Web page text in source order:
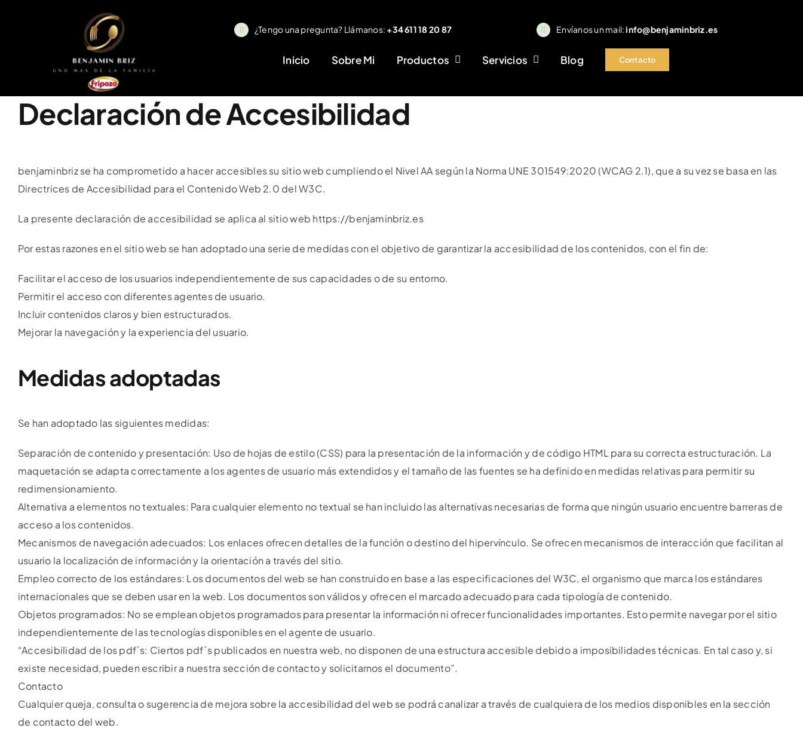
¿Tengo una pregunta? Llámanos: +34 611 18 20 87 Envíanos un mail:info@benjaminbriz.es
Inicio Sobre Mi Productos Servicios Blog Contacto
Declaración de Accesibilidad
benjaminbriz se ha comprometido a hacer accesibles su sitio web cumpliendo el Nivel AA según la Norma UNE 301549:2020 (WCAG 2.1), que a su vez se basa en las
Directrices de Accesibilidad para el Contenido Web 2.0 del W3C.
La presente declaración de accesibilidad se aplica al sitio web https://benjaminbriz.es
Por estas razones en el sitio web se han adoptado una serie de medidas con el objetivo de garantizar la accesibilidad de los contenidos, con el fin de:
Facilitar el acceso de los usuarios independientemente de sus capacidades o de su entorno.
Permitir el acceso con diferentes agentes de usuario.
Incluir contenidos claros y bien estructurados.
Mejorar la navegación y la experiencia del usuario.
Medidas adoptadas
Se han adoptado las siguientes medidas:
Separación de contenido y presentación: Uso de hojas de estilo (CSS) para la presentación de la información y de código HTML para su correcta estructuración. La
maquetación se adapta correctamente a los agentes de usuario más extendidos y el tamaño de las fuentes se ha definido en medidas relativas para permitir su
redimensionamiento.
Alternativa a elementos no textuales: Para cualquier elemento no textual se han incluido las alternativas necesarias de forma que ningún usuario encuentre barreras de
acceso a los contenidos.
Mecanismos de navegación adecuados: Los enlaces ofrecen detalles de la función o destino del hipervínculo. Se ofrecen mecanismos de interacción que facilitan al
usuario la localización de información y la orientación a través del sitio.
Empleo correcto de los estándares: Los documentos del web se han construido en base a las especificaciones del W3C, el organismo que marca los estándares
internacionales que se deben usar en la web. Los documentos son válidos y ofrecen el marcado adecuado para cada tipología de contenido.
Objetos programados: No se emplean objetos programados para presentar la información ni ofrecer funcionalidades importantes. Esto permite navegar por el sitio
independientemente de las tecnologías disponibles en el agente de usuario.
“Accesibilidad de los pdf´s: Ciertos pdf´s publicados en nuestra web, no disponen de una estructura accesible debido a imposibilidades técnicas. En tal caso y, si
existe necesidad, pueden escribir a nuestra sección de contacto y solicitarnos el documento”.
Contacto
Cualquier queja, consulta o sugerencia de mejora sobre la accesibilidad del web se podrá canalizar a través de cualquiera de los medios disponibles en la sección
de contacto del web.